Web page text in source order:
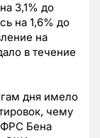
3,1% до
на 1,6% до
на
в течение
дня имело
чему
ФРС Бена